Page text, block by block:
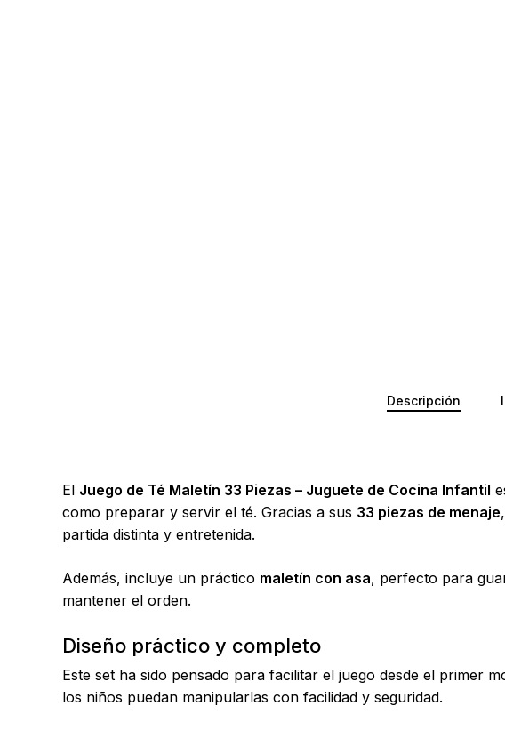
Hit enter to search or
Descripción
El Juego de Té Maletín 33 Piezas – Juguete de Cocina Infantil
como preparar y servir el té. Gracias a sus 33 piezas de menaje
partida distinta y entretenida.
Además, incluye un práctico maletín con asa, perfecto para
mantener el orden.
Diseño práctico y completo
Este set ha sido pensado para facilitar el juego desde el primer
los niños puedan manipularlas con facilidad y seguridad.